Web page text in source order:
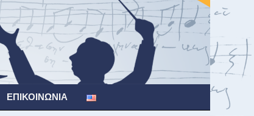
ΕΠΙΚΟΙΝΩΝΊΑ